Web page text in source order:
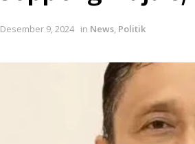
Desember 9, 2024 in News, Politik